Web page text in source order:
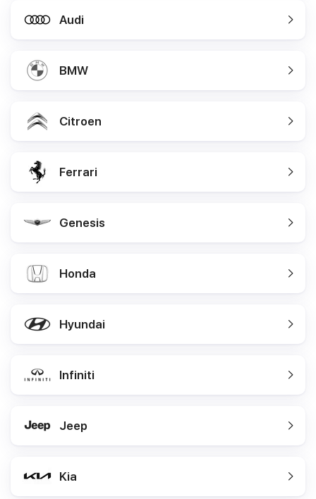
Audi
BMW
Citroen
Ferrari
Genesis
Honda
Hyundai
Infiniti
Jeep
Kia